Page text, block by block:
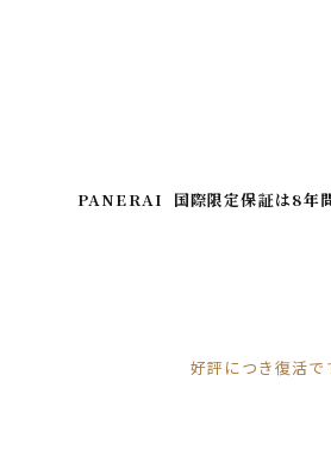
PANERAI 国際限定保証は8年
好評につき復活で